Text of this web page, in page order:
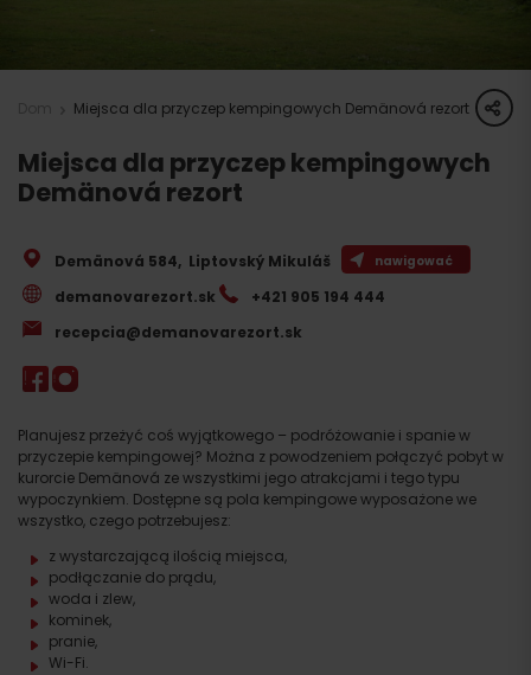
Miejsca dla przyczep kempingowych Demänová rezort share
Miejsca dla przyczep kempingowych
Demänová rezort
Planujesz przeżyć coś wyjątkowego – podróżowanie i spanie w
przyczepie kempingowej? Można z powodzeniem połączyć pobyt w
kurorcie Demänová ze wszystkimi jego atrakcjami i tego typu
wypoczynkiem. Dostępne są pola kempingowe wyposażone we
wszystko, czego potrzebujesz:
z wystarczającą ilością miejsca,
podłączanie do prądu,
woda i zlew,
kominek,
pranie,
Wi-Fi.
Demänová 584, Liptovský Mikuláš nawigować
demanovarezort.sk
+421 905 194 444
recepcia@demanovarezort.sk